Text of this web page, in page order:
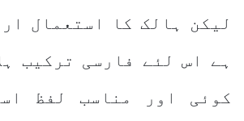
لیکن ہالک کا استعمال
ہے اس لئے فارسی ترکیب
کوئی اور مناسب لفظ